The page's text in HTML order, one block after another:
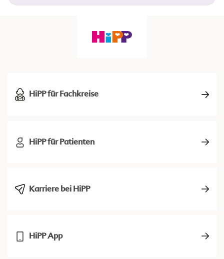
HiPP für Fachkreise
HiPP für Patienten
Karriere bei HiPP
HiPP App